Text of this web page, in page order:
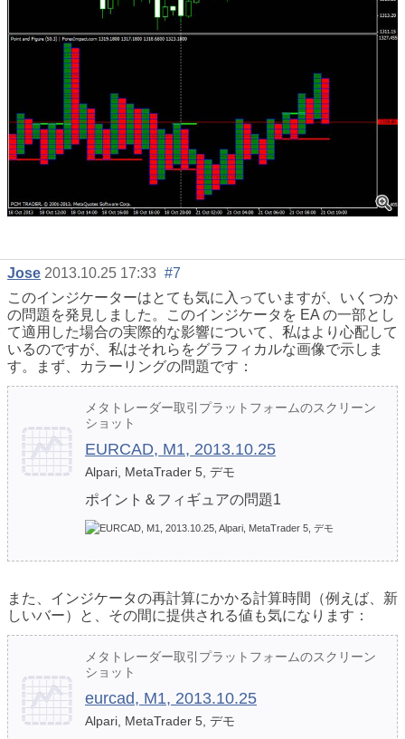
Jose 2013.10.25 17:33 #7
このインジケーターはとても気に入っていますが、いくつか
の問題を発見しました。このインジケータを EA の一部とし
て適用した場合の実際的な影響について、私はより心配して
いるのですが、私はそれらをグラフィカルな画像で示しま
す。まず、カラーリングの問題です：
メタトレーダー取引プラットフォームのスクリーン
ショット
EURCAD, M1, 2013.10.25
Alpari, MetaTrader 5, デモ
ポイント＆フィギュアの問題1
また、インジケータの再計算にかかる計算時間（例えば、新
しいバー）と、その間に提供される値も気になります：
メタトレーダー取引プラットフォームのスクリーン
ショット
eurcad, M1, 2013.10.25
Alpari, MetaTrader 5, デモ